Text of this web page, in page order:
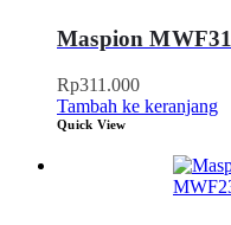
Maspion
Rp311.000
Tambah ke keranjang
Quick View